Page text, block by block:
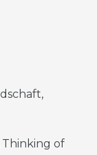
Thinking of